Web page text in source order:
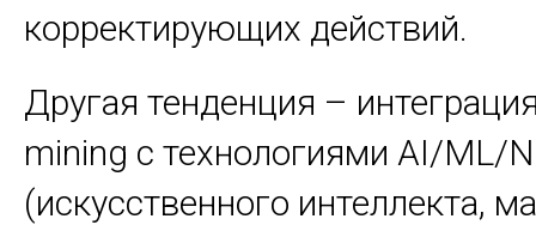
корректирующих действий.
Другая тенденция –
mining с технологиями AI/ML/
(искусственного интеллекта,